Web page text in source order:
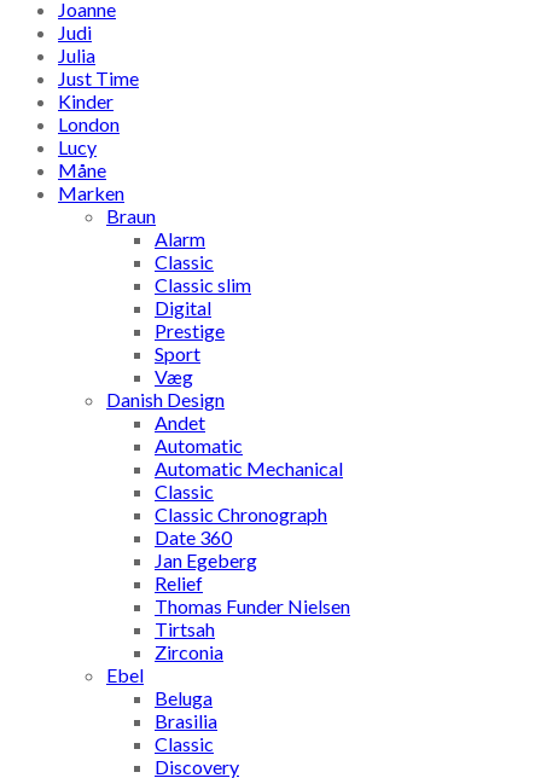
Joanne
Judi
Julia
Just Time
Kinder
London
Lucy
Måne
Marken
Braun
Alarm
Classic
Classic slim
Digital
Prestige
Sport
Væg
Danish Design
Andet
Automatic
Automatic Mechanical
Classic
Classic Chronograph
Date 360
Jan Egeberg
Relief
Thomas Funder Nielsen
Tirtsah
Zirconia
Ebel
Beluga
Brasilia
Classic
Discovery